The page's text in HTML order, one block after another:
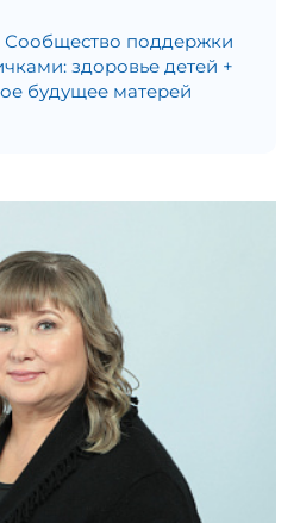
поддержки
здоровье детей +
будущее матерей